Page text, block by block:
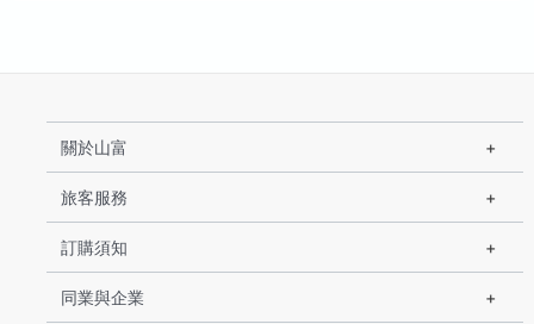
關於山富
旅客服務
訂購須知
同業與企業